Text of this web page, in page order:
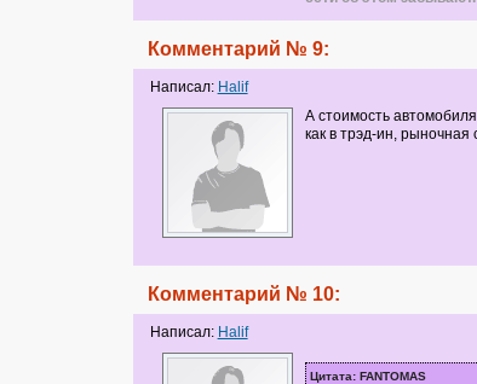
Комментарий № 9:
Написал: Halif
А стоимость
как в трэд-ин, рыночная
Комментарий № 10:
Написал: Halif
Цитата: FANTOMAS